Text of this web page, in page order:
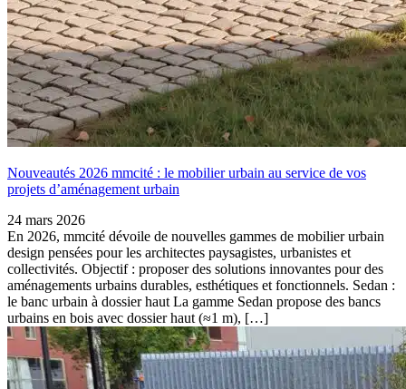
Nouveautés 2026 mmcité : le mobilier urbain au service de vos
projets d’aménagement urbain
24 mars 2026
En 2026, mmcité dévoile de nouvelles gammes de mobilier urbain
design pensées pour les architectes paysagistes, urbanistes et
collectivités. Objectif : proposer des solutions innovantes pour des
aménagements urbains durables, esthétiques et fonctionnels. Sedan :
le banc urbain à dossier haut La gamme Sedan propose des bancs
urbains en bois avec dossier haut (≈1 m), […]